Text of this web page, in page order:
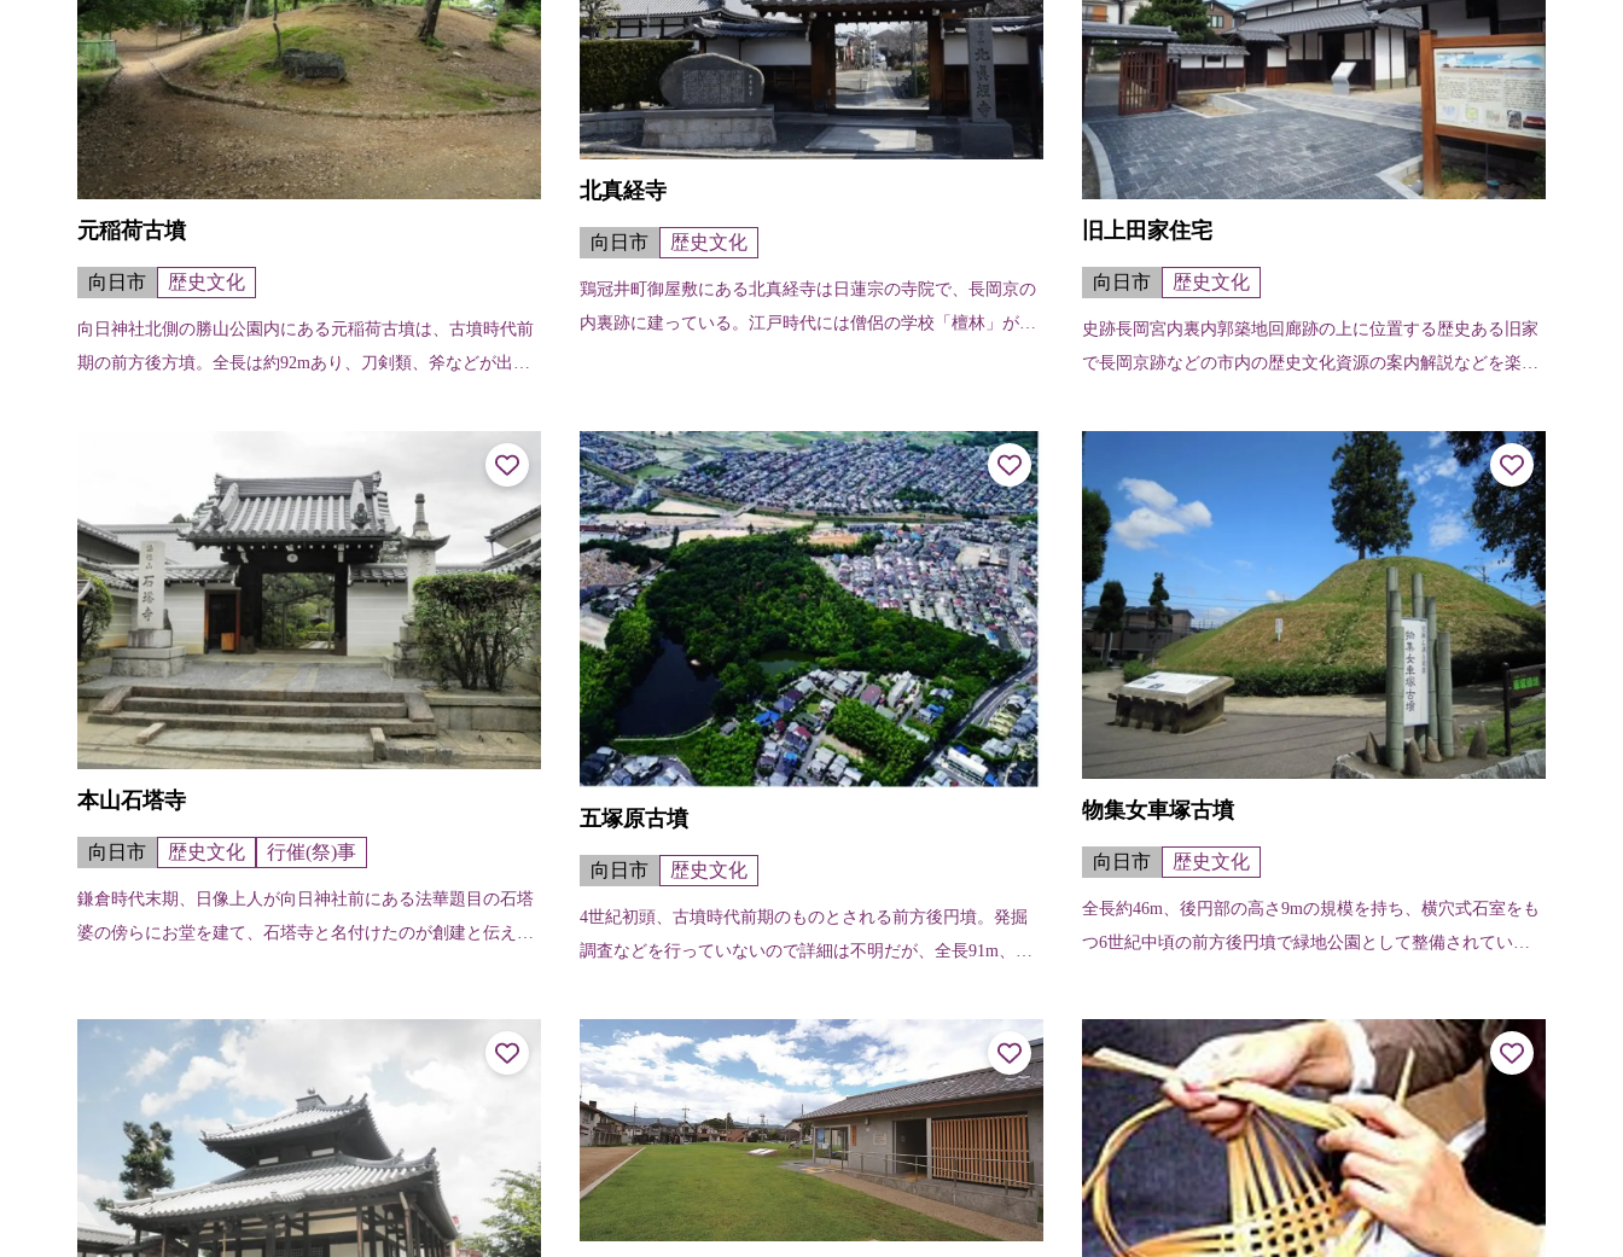
元稲荷古墳
向日市 歴史文化
向日神社北側の勝山公園内にある元稲荷古墳は、古墳時代前
期の前方後方墳。全長は約92mあり、刀剣類、斧などが出土
北真経寺
向日市 歴史文化
鶏冠井町御屋敷にある北真経寺は日蓮宗の寺院で、長岡京の
内裏跡に建っている。江戸時代には僧侶の学校「檀林」が置
旧上田家住宅
向日市 歴史文化
史跡長岡宮内裏内郭築地回廊跡の上に位置する歴史ある旧家
で長岡京跡などの市内の歴史文化資源の案内解説などを楽し
式を有した農家住宅として国の...
本山石塔寺
向日市 歴史文化 行催(祭)事
鎌倉時代末期、日像上人が向日神社前にある法華題目の石塔
婆の傍らにお堂を建て、石塔寺と名付けたのが創建と伝えら
五塚原古墳
向日市 歴史文化
4世紀初頭、古墳時代前期のものとされる前方後円墳。発掘
調査などを行っていないので詳細は不明だが、全長91m、後
の古墳時代前期の典型的...
物集女車塚古墳
向日市 歴史文化
全長約46m、後円部の高さ9mの規模を持ち、横穴式石室をも
つ6世紀中頃の前方後円墳で緑地公園として整備されてい